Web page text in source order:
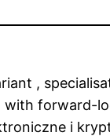
,
forward-
i